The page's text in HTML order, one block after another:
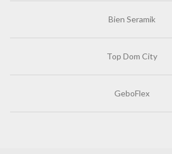
Bien Seramik
Top Dom City
GeboFlex